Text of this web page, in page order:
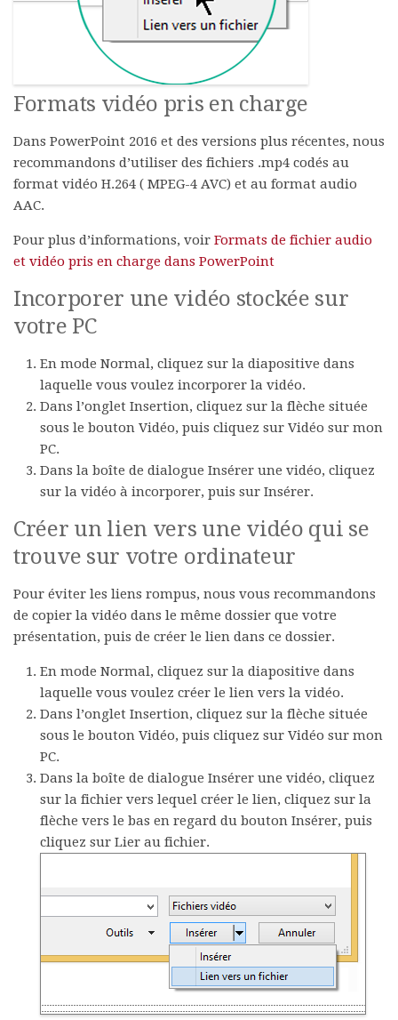
Formats vidéo pris en charge
Dans PowerPoint 2016 et des versions plus récentes, nous
recommandons d’utiliser des fichiers .mp4 codés au
format vidéo H.264 ( MPEG-4 AVC) et au format audio
AAC.
Pour plus d’informations, voir Formats de fichier audio
et vidéo pris en charge dans PowerPoint
Incorporer une vidéo stockée sur
votre PC
En mode Normal, cliquez sur la diapositive dans
laquelle vous voulez incorporer la vidéo.
Dans l’onglet Insertion, cliquez sur la flèche située
sous le bouton Vidéo, puis cliquez sur Vidéo sur mon
PC.
Dans la boîte de dialogue Insérer une vidéo, cliquez
sur la vidéo à incorporer, puis sur Insérer.
Créer un lien vers une vidéo qui se
trouve sur votre ordinateur
Pour éviter les liens rompus, nous vous recommandons
de copier la vidéo dans le même dossier que votre
présentation, puis de créer le lien dans ce dossier.
En mode Normal, cliquez sur la diapositive dans
laquelle vous voulez créer le lien vers la vidéo.
Dans l’onglet Insertion, cliquez sur la flèche située
sous le bouton Vidéo, puis cliquez sur Vidéo sur mon
PC.
Dans la boîte de dialogue Insérer une vidéo, cliquez
sur la fichier vers lequel créer le lien, cliquez sur la
flèche vers le bas en regard du bouton Insérer, puis
cliquez sur Lier au fichier.